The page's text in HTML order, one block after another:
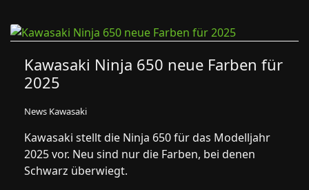
Kawasaki Ninja 650 neue Farben für
2025
News Kawasaki
Kawasaki stellt die Ninja 650 für das Modelljahr
2025 vor. Neu sind nur die Farben, bei denen
Schwarz überwiegt.